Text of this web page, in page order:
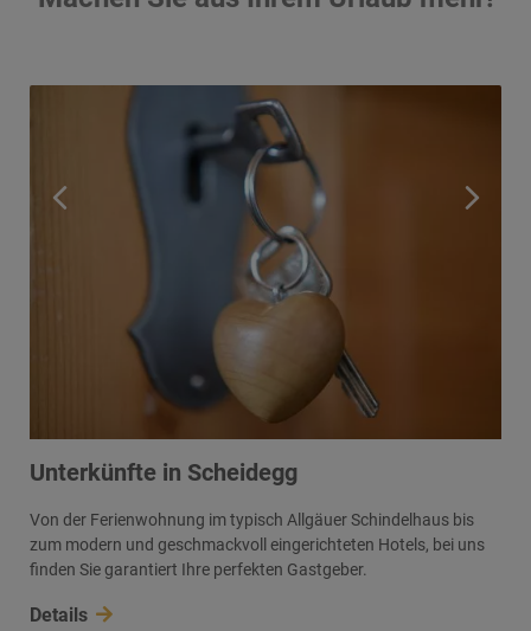
Unterkünfte in Scheidegg
Von der Ferienwohnung im typisch Allgäuer Schindelhaus bis
zum modern und geschmackvoll eingerichteten Hotels, bei uns
finden Sie garantiert Ihre perfekten Gastgeber.
Details